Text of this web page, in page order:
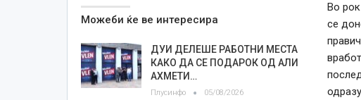
Можеби ќе ве интересира
ДУИ ДЕЛЕШЕ РАБОТНИ МЕСТА
КАКО ДА СЕ ПОДАРОК ОД АЛИ
АХМЕТИ…
Плусинфо 05/08/2026
Во
се